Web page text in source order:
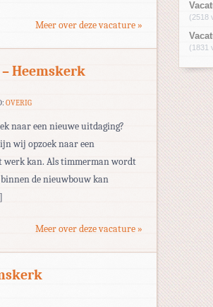
Meer over deze vacature »
Heemskerk
OVERIG
naar een nieuwe uitdaging?
wij opzoek naar een
werk kan. Als timmerman wordt
de nieuwbouw kan
Meer over deze vacature »
(2518
(1831